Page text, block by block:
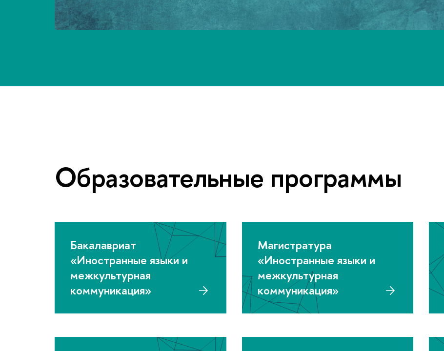
Образовательные программы
Бакалавриат
«Иностранные языки и
межкультурная
коммуникация»
Магистратура
«Иностранные языки и
межкультурная
коммуникация»